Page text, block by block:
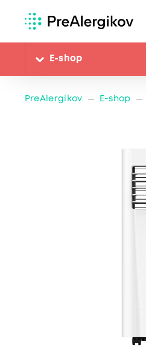
E-shop
PreAlergikov E-shop